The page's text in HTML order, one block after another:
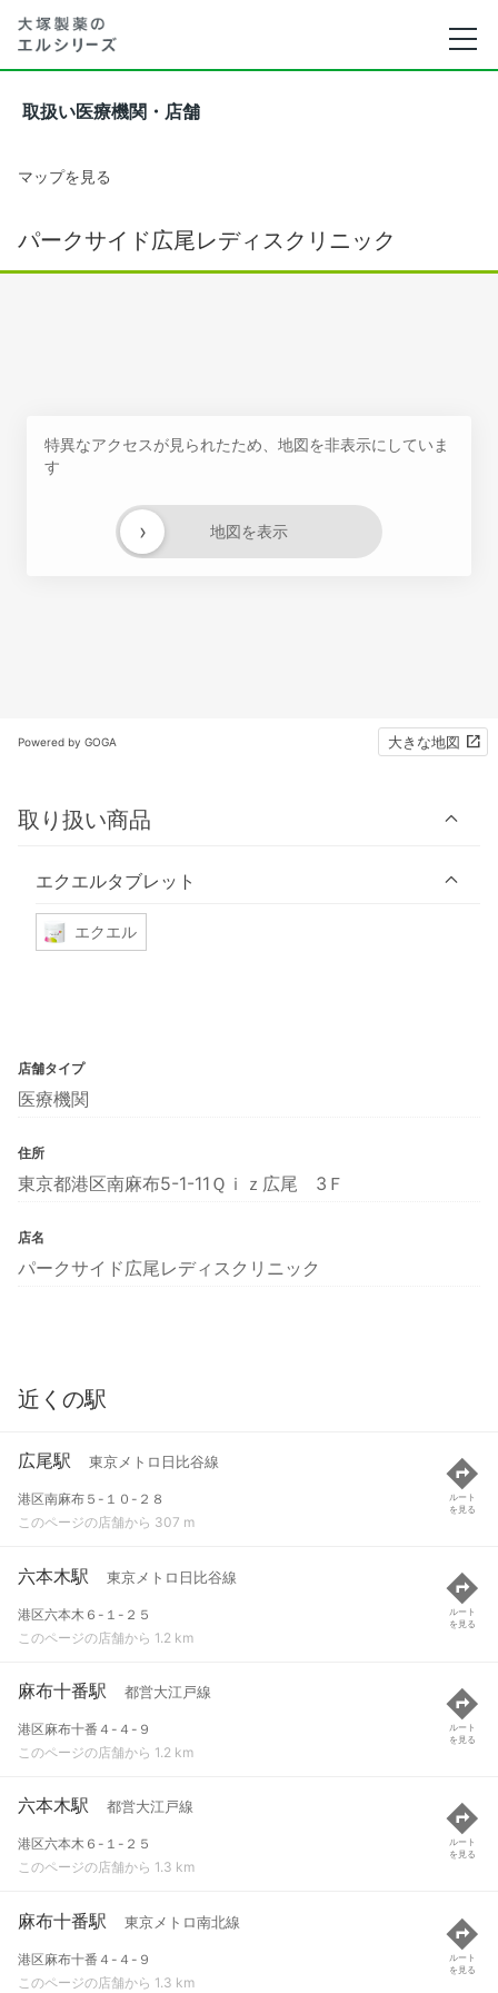
取扱い医療機関・店舗
マップを見る
パークサイド広尾レディスクリニック
特異なアクセスが見られたため、地図を非表示にしていま
す
地図を表示
›
Powered by GOGA 大きな地図
取り扱い商品
エクエルタブレット
エクエル
店舗タイプ
医療機関
住所
東京都港区南麻布5-1-11Ｑｉｚ広尾 3Ｆ
店名
パークサイド広尾レディスクリニック
近くの駅
広尾駅 東京メトロ日比谷線
港区南麻布５-１０-２８
このページの店舗から 307 m
ルート
を見る
六本木駅 東京メトロ日比谷線
港区六本木６-１-２５
このページの店舗から 1.2 km
ルート
を見る
麻布十番駅 都営大江戸線
港区麻布十番４-４-９
このページの店舗から 1.2 km
ルート
を見る
六本木駅 都営大江戸線
港区六本木６-１-２５
このページの店舗から 1.3 km
ルート
を見る
麻布十番駅 東京メトロ南北線
港区麻布十番４-４-９
このページの店舗から 1.3 km
ルート
を見る